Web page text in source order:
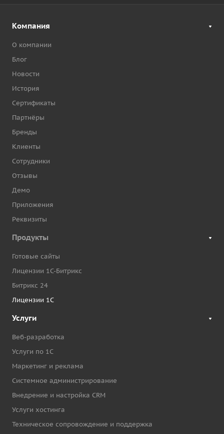
Компания
О компании
Блог
Новости
История
Сертификаты
Партнёры
Бренды
Клиенты
Сотрудники
Отзывы
Демо
Приложения
Реквизиты
Продукты
Готовые сайты
Лицензии 1С-Битрикс
Битрикс 24
Лицензии 1С
Услуги
Веб-разработка
Услуги по 1С
Маркетинг и реклама
Системное администрирование
Внедрение и настройка CRM
Услуги хостинга
Техническое сопровождение и поддержка